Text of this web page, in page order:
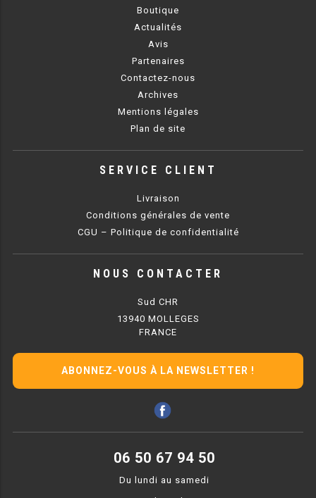
CUISINIÈRE 700 ÉLECTRIQUE
CUISINIÈRE 900 ÉLECTRIQUE
BAIN MARIE SÉRIE UOC
BAIN MARIE 600 ÉLECTRIQUE
BAIN MARIE 900 ÉLECTRIQUE
CHAUFFE FRITES
CHAUFFE FRITES 600 ÉLECTRIQUE
PLAQUE DE CUISSON
PLAQUE SÉRIE UOC
PLAQUE 600 GAZ
PLAQUE 650 GAZ
Boutique
Actualités
Avis
Partenaires
Contactez-nous
Archives
Mentions légales
Plan de site
SERVICE CLIENT
Livraison
Conditions générales de vente
CGU – Politique de confidentialité
NOUS CONTACTER
Sud CHR
13940 MOLLEGES
FRANCE
ABONNEZ-VOUS À LA NEWSLETTER !
06 50 67 94 50
Du lundi au samedi